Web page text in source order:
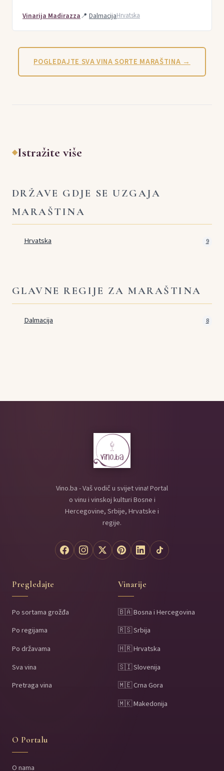
Vinarija Madirazza📍 DalmacijaHrvatska
POGLEDAJTE SVA VINA SORTE MARAŠTINA →
◆Istražite više
DRŽAVE GDJE SE UZGAJA
MARAŠTINA
Hrvatska 9
GLAVNE REGIJE ZA MARAŠTINA
Dalmacija 8
Vino.ba - Vaš vodič u svijet vina! Portal
o vinu i vinskoj kulturi Bosne i
Hercegovine, Srbije, Hrvatske i
regije.
Pregledajte
Po sortama grožđa
Po regijama
Po državama
Sva vina
Pretraga vina
Vinarije
🇧🇦 Bosna i Hercegovina
🇷🇸 Srbija
🇭🇷 Hrvatska
🇸🇮 Slovenija
🇲🇪 Crna Gora
🇲🇰 Makedonija
O Portalu
O nama